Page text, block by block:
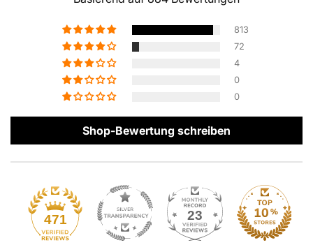
813
72
4
0
0
Shop-Bewertung schreiben
471 23